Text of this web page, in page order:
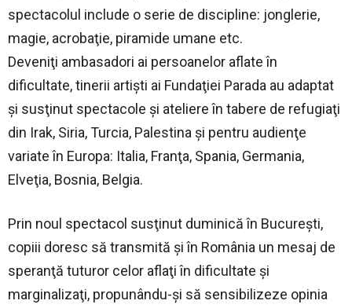
spectacolul include o serie de discipline: jonglerie,
magie, acrobaţie, piramide umane etc.
Deveniţi ambasadori ai persoanelor aflate în
dificultate, tinerii artişti ai Fundaţiei Parada au adaptat
şi susţinut spectacole şi ateliere în tabere de refugiaţi
din Irak, Siria, Turcia, Palestina şi pentru audienţe
variate în Europa: Italia, Franţa, Spania, Germania,
Elveţia, Bosnia, Belgia.
Prin noul spectacol susţinut duminică în Bucureşti,
copiii doresc să transmită şi în România un mesaj de
speranţă tuturor celor aflaţi în dificultate şi
marginalizaţi, propunându-şi să sensibilizeze opinia